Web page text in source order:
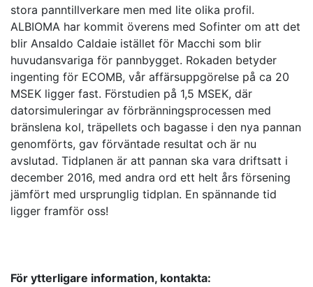
stora panntillverkare men med lite olika profil.
ALBIOMA har kommit överens med Sofinter om att det
blir Ansaldo Caldaie istället för Macchi som blir
huvudansvariga för pannbygget. Rokaden betyder
ingenting för ECOMB, vår affärsuppgörelse på ca 20
MSEK ligger fast. Förstudien på 1,5 MSEK, där
datorsimuleringar av förbränningsprocessen med
bränslena kol, träpellets och bagasse i den nya pannan
genomförts, gav förväntade resultat och är nu
avslutad. Tidplanen är att pannan ska vara driftsatt i
december 2016, med andra ord ett helt års försening
jämfört med ursprunglig tidplan. En spännande tid
ligger framför oss!
För ytterligare information, kontakta: